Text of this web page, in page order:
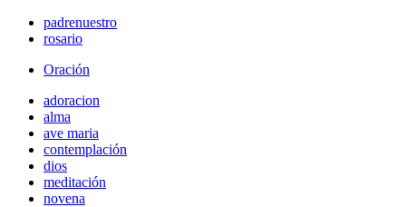
padrenuestro
rosario
Oración
adoracion
alma
ave maria
contemplación
dios
meditación
novena